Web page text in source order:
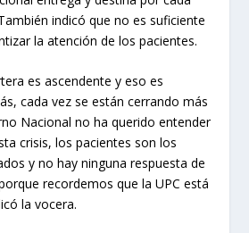
indicó que no es suficiente
la atención de los pacientes.
es ascendente y eso es
cada vez se están cerrando más
Nacional no ha querido entender
crisis, los pacientes son los
y no hay ninguna respuesta de
recordemos que la UPC está
la vocera.